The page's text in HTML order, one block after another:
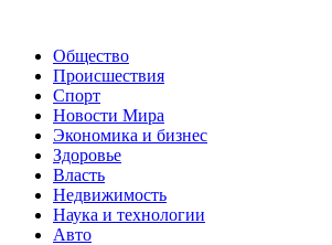
Общество
Происшествия
Спорт
Новости Мира
Экономика и бизнес
Здоровье
Власть
Недвижимость
Наука и технологии
Авто